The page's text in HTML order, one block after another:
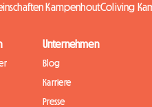
KampenhoutColiving
Unternehmen
Blog
Karriere
Presse